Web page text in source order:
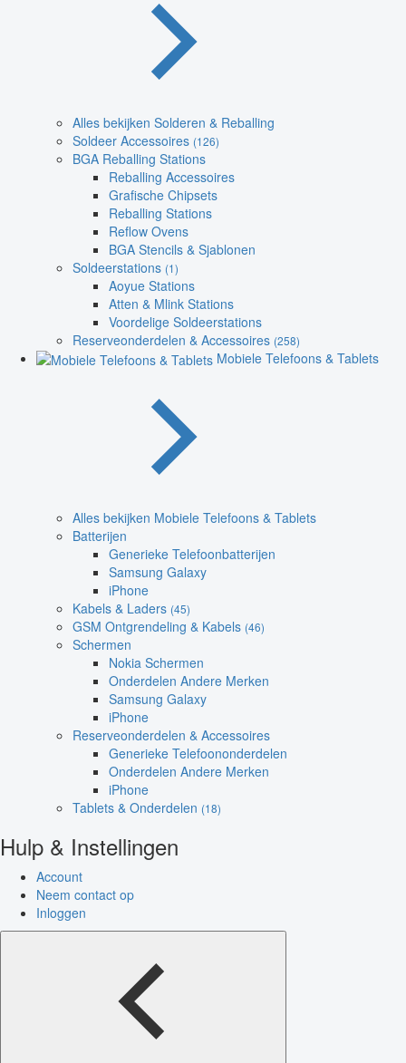
Alles bekijken Solderen & Reballing
Soldeer Accessoires (126)
BGA Reballing Stations
Reballing Accessoires
Grafische Chipsets
Reballing Stations
Reflow Ovens
BGA Stencils & Sjablonen
Soldeerstations (1)
Aoyue Stations
Atten & Mlink Stations
Voordelige Soldeerstations
Reserveonderdelen & Accessoires (258)
Mobiele Telefoons & Tablets
Alles bekijken Mobiele Telefoons & Tablets
Batterijen
Generieke Telefoonbatterijen
Samsung Galaxy
iPhone
Kabels & Laders (45)
GSM Ontgrendeling & Kabels (46)
Schermen
Nokia Schermen
Onderdelen Andere Merken
Samsung Galaxy
iPhone
Reserveonderdelen & Accessoires
Generieke Telefoononderdelen
Onderdelen Andere Merken
iPhone
Tablets & Onderdelen (18)
Hulp & Instellingen
Account
Neem contact op
Inloggen